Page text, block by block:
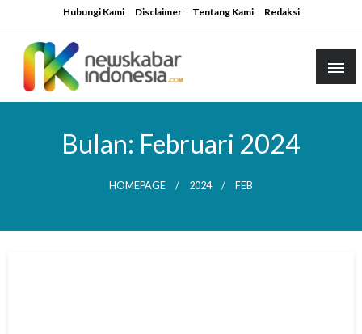
to
content
Hubungi Kami Disclaimer Tentang Kami Redaksi
Bulan: Februari 2024
HOMEPAGE 2024 FEB